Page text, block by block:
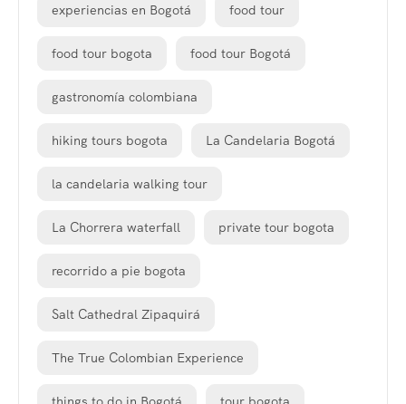
experiencias en Bogotá food tour
food tour bogota food tour Bogotá
gastronomía colombiana
hiking tours bogota La Candelaria Bogotá
la candelaria walking tour
La Chorrera waterfall private tour bogota
recorrido a pie bogota
Salt Cathedral Zipaquirá
The True Colombian Experience